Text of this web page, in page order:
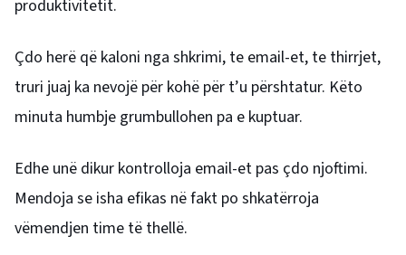
produktivitetit.
Çdo herë që kaloni nga shkrimi, te email-et, te thirrjet,
truri juaj ka nevojë për kohë për t’u përshtatur. Këto
minuta humbje grumbullohen pa e kuptuar.
Edhe unë dikur kontrolloja email-et pas çdo njoftimi.
Mendoja se isha efikas në fakt po shkatërroja
vëmendjen time të thellë.